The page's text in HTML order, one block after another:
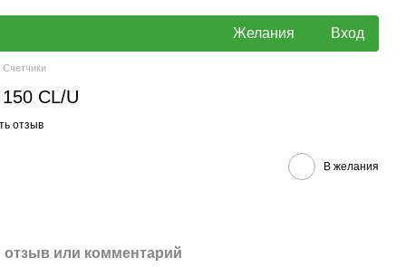
Желания Вход
Счетчики
CL/U
отзыв
В желания
или комментарий